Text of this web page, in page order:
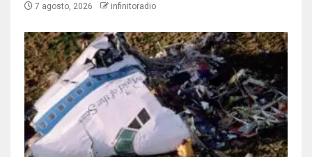
7 agosto, 2026 infinitoradio